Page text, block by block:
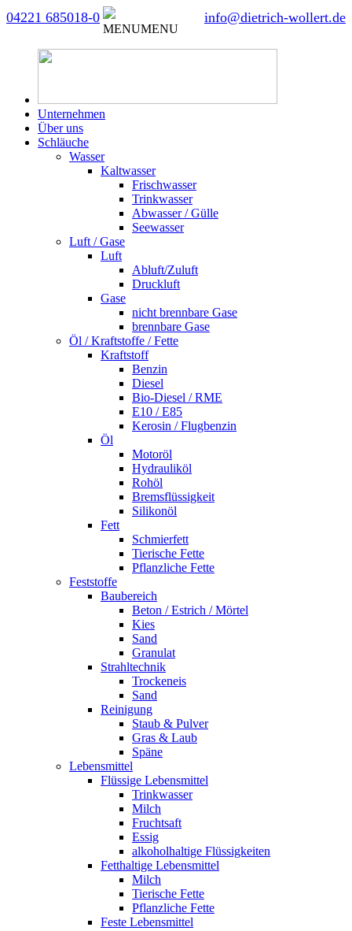
04221 685018-0 info@dietrich-wollert.de
MENUMENU
Unternehmen
Über uns
Schläuche
Wasser
Kaltwasser
Frischwasser
Trinkwasser
Abwasser / Gülle
Seewasser
Luft / Gase
Luft
Abluft/Zuluft
Druckluft
Gase
nicht brennbare Gase
brennbare Gase
Öl / Kraftstoffe / Fette
Kraftstoff
Benzin
Diesel
Bio-Diesel / RME
E10 / E85
Kerosin / Flugbenzin
Öl
Motoröl
Hydrauliköl
Rohöl
Bremsflüssigkeit
Silikonöl
Fett
Schmierfett
Tierische Fette
Pflanzliche Fette
Feststoffe
Baubereich
Beton / Estrich / Mörtel
Kies
Sand
Granulat
Strahltechnik
Trockeneis
Sand
Reinigung
Staub & Pulver
Gras & Laub
Späne
Lebensmittel
Flüssige Lebensmittel
Trinkwasser
Milch
Fruchtsaft
Essig
alkoholhaltige Flüssigkeiten
Fetthaltige Lebensmittel
Milch
Tierische Fette
Pflanzliche Fette
Feste Lebensmittel